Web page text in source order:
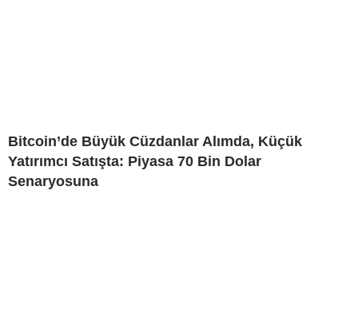
Bitcoin’de Büyük Cüzdanlar Alımda, Küçük
Yatırımcı Satışta: Piyasa 70 Bin Dolar
Senaryosuna